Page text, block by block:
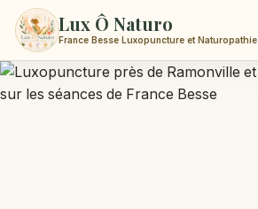
Lux Ô Naturo
France Besse Luxopuncture et Naturopathie